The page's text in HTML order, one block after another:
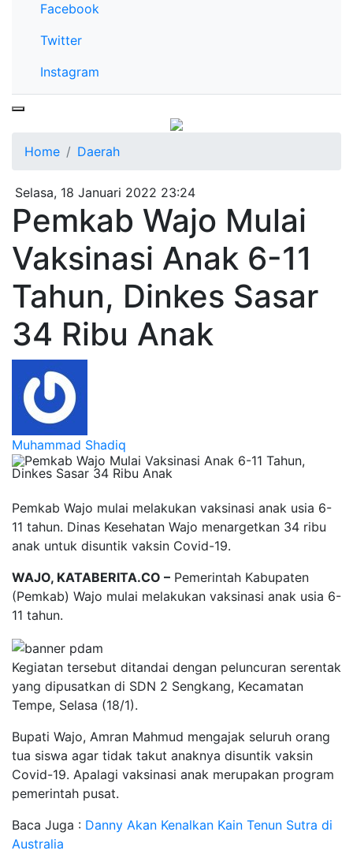
Facebook
Twitter
Instagram
Home Daerah
Selasa, 18 Januari 2022 23:24
Pemkab Wajo Mulai
Vaksinasi Anak 6-11
Tahun, Dinkes Sasar
34 Ribu Anak
Muhammad Shadiq
Pemkab Wajo mulai melakukan vaksinasi anak usia 6-
11 tahun. Dinas Kesehatan Wajo menargetkan 34 ribu
anak untuk disuntik vaksin Covid-19.
WAJO, KATABERITA.CO – Pemerintah Kabupaten
(Pemkab) Wajo mulai melakukan vaksinasi anak usia 6-
11 tahun.
Kegiatan tersebut ditandai dengan peluncuran serentak
yang dipusatkan di SDN 2 Sengkang, Kecamatan
Tempe, Selasa (18/1).
Bupati Wajo, Amran Mahmud mengajak seluruh orang
tua siswa agar tidak takut anaknya disuntik vaksin
Covid-19. Apalagi vaksinasi anak merupakan program
pemerintah pusat.
Baca Juga : Danny Akan Kenalkan Kain Tenun Sutra di
Australia